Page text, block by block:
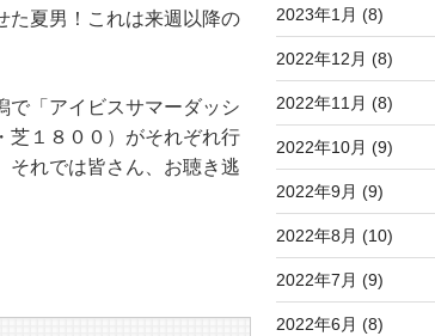
た夏男！これは来週以降の
で「アイビスサマーダッシ
芝１８００）がそれぞれ行
それでは皆さん、お聴き逃
2023年1月 (8)
2022年12月 (8)
2022年11月 (8)
2022年10月 (9)
2022年9月 (9)
2022年8月 (10)
2022年7月 (9)
2022年6月 (8)